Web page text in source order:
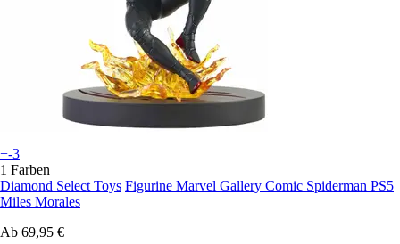
+-3
1 Farben
Diamond Select Toys Figurine Marvel Gallery Comic Spiderman PS5
Miles Morales
Ab 69,95 €